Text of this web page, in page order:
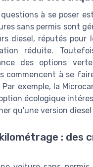
à se poser
sans permis sont
diesel, réputés pour
réduite.
des options
commencent à se
exemple, la
écologique
qu'une version diesel
: des